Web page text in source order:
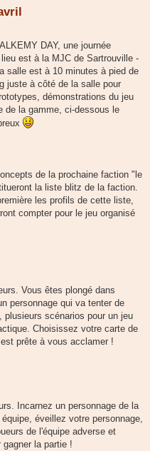
DAY, une journée
est à la MJC de Sartrouville -
salle est à 10 minutes à pied de
juste à côté de la salle pour
démonstrations du jeu
de la gamme, ci-dessous le
de la prochaine faction "le
la liste blitz de la faction.
les profils de cette liste,
compter pour le jeu organisé
Vous êtes plongé dans
personnage qui va tenter de
scénarios pour un jeu
Choisissez votre carte de
prête à vous acclamer !
Incarnez un personnage de la
éveillez votre personnage,
de l'équipe adverse et
la partie !